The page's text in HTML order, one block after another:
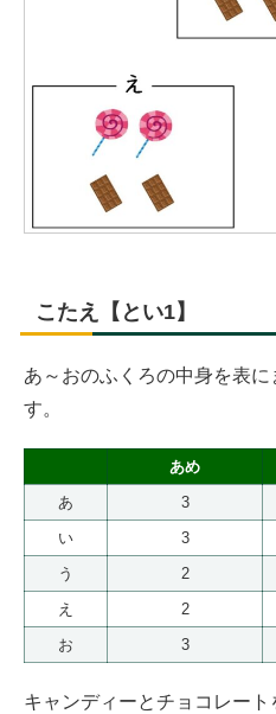
こたえ【とい1】
あ～おのふくろの中身を表
す。
あめ
あ
3
い
3
う
2
え
2
お
3
キャンディーとチョコレー